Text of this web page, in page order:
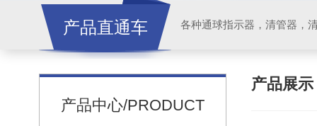
产品直通车 各种通球指示器，清管器，
产品中心/PRODUCT
产品展示